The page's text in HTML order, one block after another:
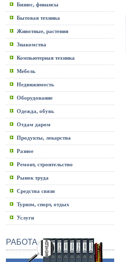
Бизнес, финансы
Бытовая техника
Животные, растения
Знакомства
Компьютерная техника
Мебель
Недвижимость
Оборудование
Одежда, обувь
Отдам даром
Продукты, лекарства
Разное
Ремонт, строительство
Рынок труда
Средства связи
Туризм, спорт, отдых
Услуги
РАБОТА